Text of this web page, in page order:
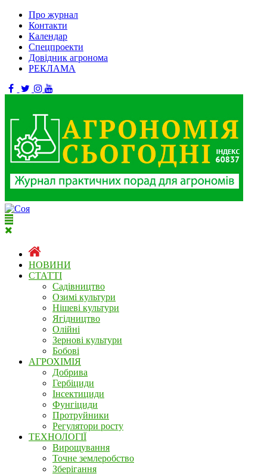
Про журнал
Контакти
Календар
Спецпроекти
Довідник агронома
РЕКЛАМА
НОВИНИ
СТАТТІ
Садівництво
Озимі культури
Нішеві культури
Ягідництво
Олійні
Зернові культури
Бобові
АГРОХІМІЯ
Добрива
Гербіциди
Інсектициди
Фунгіциди
Протруйники
Регулятори росту
ТЕХНОЛОГІЇ
Вирощування
Точне землеробство
Зберігання